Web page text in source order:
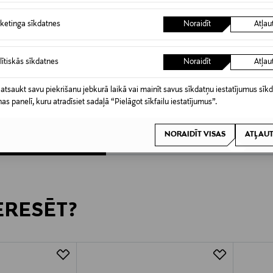
sīkdatnes Noraidīt
sīkdatnes Noraidīt
atsaukt savu piekrišanu jebkurā laikā vai mainīt savus sīkdatņu iestatījumus
panelī, kuru atradīsiet sadaļā “Pielāgot sīkfailu iestatījumus”.
NORAIDĪT VISAS
Brush ota
Stikla vīle futrālī
Original Price
16,67 €
217S